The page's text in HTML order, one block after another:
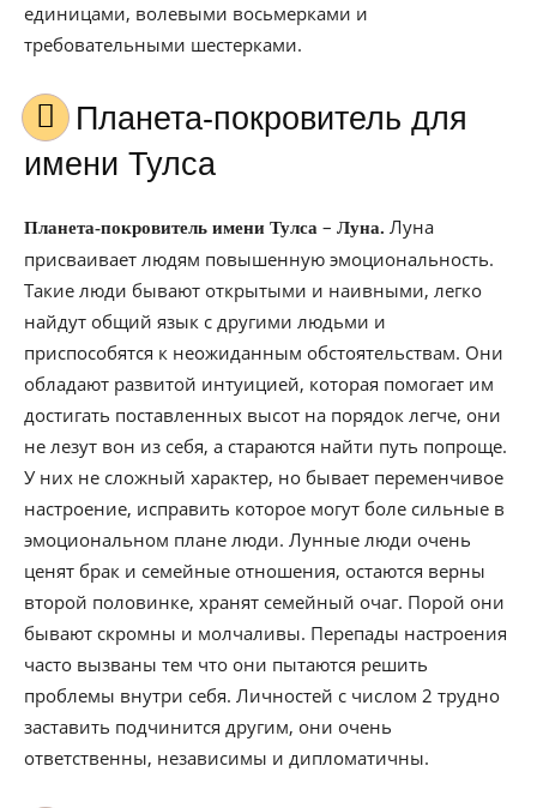
единицами, волевыми восьмерками и
требовательными шестерками.
Планета-покровитель для
имени Тулса
Планета-покровитель имени Тулса – Луна. Луна
присваивает людям повышенную эмоциональность.
Такие люди бывают открытыми и наивными, легко
найдут общий язык с другими людьми и
приспособятся к неожиданным обстоятельствам. Они
обладают развитой интуицией, которая помогает им
достигать поставленных высот на порядок легче, они
не лезут вон из себя, а стараются найти путь попроще.
У них не сложный характер, но бывает переменчивое
настроение, исправить которое могут боле сильные в
эмоциональном плане люди. Лунные люди очень
ценят брак и семейные отношения, остаются верны
второй половинке, хранят семейный очаг. Порой они
бывают скромны и молчаливы. Перепады настроения
часто вызваны тем что они пытаются решить
проблемы внутри себя. Личностей с числом 2 трудно
заставить подчинится другим, они очень
ответственны, независимы и дипломатичны.